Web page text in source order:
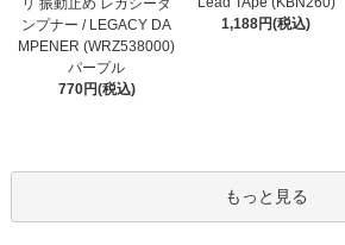
リ 振動止め レガシーダ
ンプナー / LEGACY DA
MPENER (WRZ538000)
パープル
770円(税込)
1,188円(税込)
もっと見る